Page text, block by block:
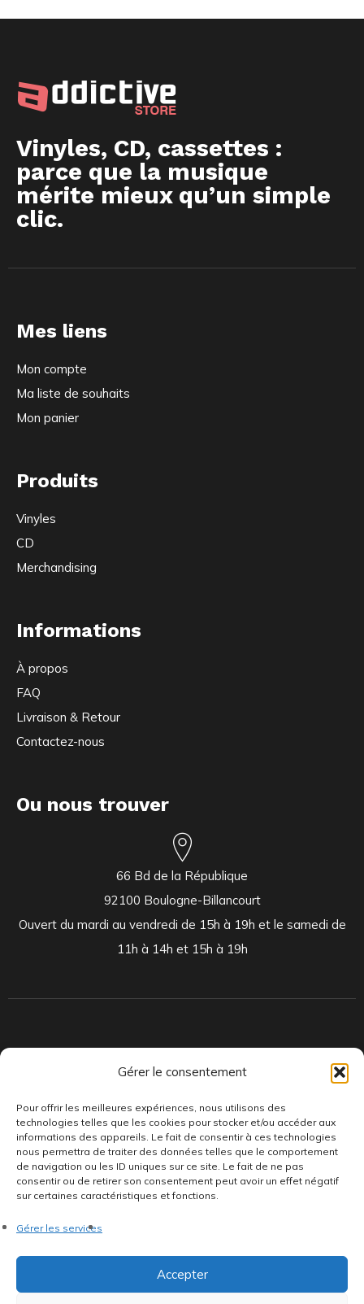
Gérer le consentement
Pour offrir les meilleures expériences, nous utilisons des
technologies telles que les cookies pour stocker et/ou accéder aux
informations des appareils. Le fait de consentir à ces technologies
nous permettra de traiter des données telles que le comportement
de navigation ou les ID uniques sur ce site. Le fait de ne pas
consentir ou de retirer son consentement peut avoir un effet négatif
sur certaines caractéristiques et fonctions.
Gérer les services
Accepter
Vinyles, CD, cassettes :
parce que la musique
mérite mieux qu’un simple
clic.
Mes liens
Mon compte
Ma liste de souhaits
Mon panier
Produits
Vinyles
CD
Merchandising
Informations
À propos
FAQ
Livraison & Retour
Contactez-nous
Ou nous trouver
66 Bd de la République
92100 Boulogne-Billancourt
Ouvert du mardi au vendredi de 15h à 19h et le samedi de
11h à 14h et 15h à 19h
toujours des pépites musicales, dont des vinyles rares et exclusifs.
confidentialité
Politique de cookies•Termes & Condition•Mentions légales